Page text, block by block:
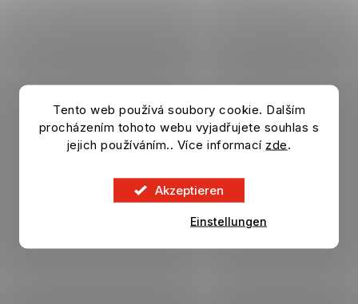
Tento web používá soubory cookie. Dalším
procházením tohoto webu vyjadřujete souhlas s
jejich používáním.. Více informací zde.
Akzeptieren
Einstellungen